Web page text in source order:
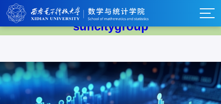
太阳集团tyc539(中国)有限公司-
suncitygroup